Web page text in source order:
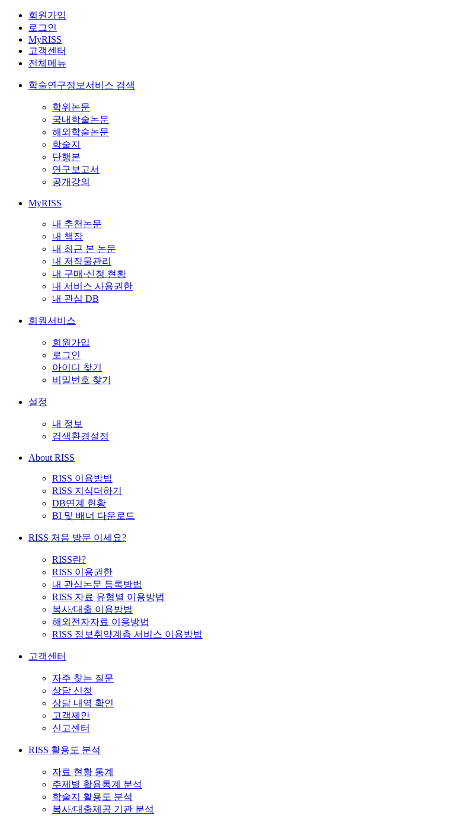
회원가입
로그인
MyRISS
고객센터
전체메뉴
학술연구정보서비스 검색
학위논문
국내학술논문
해외학술논문
학술지
단행본
연구보고서
공개강의
MyRISS
내 추천논문
내 책장
내 최근 본 논문
내 저작물관리
내 구매·신청 현황
내 서비스 사용권한
내 관심 DB
회원서비스
회원가입
로그인
아이디 찾기
비밀번호 찾기
설정
내 정보
검색환경설정
About RISS
RISS 이용방법
RISS 지식더하기
DB연계 현황
BI 및 배너 다운로드
RISS 처음 방문 이세요?
RISS란?
RISS 이용권한
내 관심논문 등록방법
RISS 자료 유형별 이용방법
복사/대출 이용방법
해외전자자료 이용방법
RISS 정보취약계층 서비스 이용방법
고객센터
자주 찾는 질문
상담 신청
상담 내역 확인
고객제안
신고센터
RISS 활용도 분석
자료 현황 통계
주제별 활용통계 분석
학술지 활용도 분석
복사/대출제공 기관 분석